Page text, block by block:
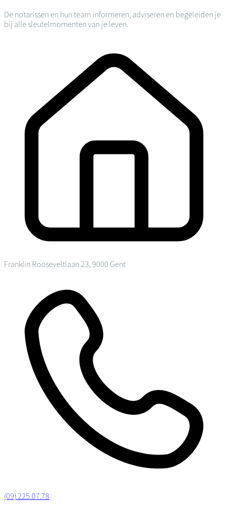
De notarissen en hun team informeren, adviseren en begeleiden je
bij alle sleutelmomenten van je leven.
Franklin Rooseveltlaan 23, 9000 Gent
(09) 225.07.78